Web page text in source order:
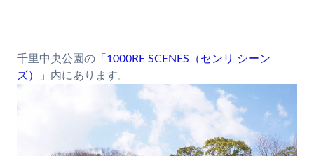
千里中央公園の 「1000RE SCENES（センリ シーン
ズ）」 内にあります。